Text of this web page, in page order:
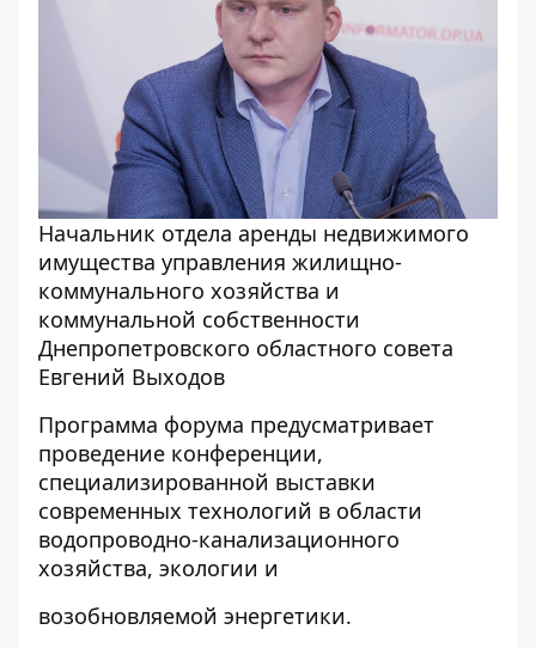
Начальник отдела аренды недвижимого
имущества управления жилищно-
коммунального хозяйства и
коммунальной собственности
Днепропетровского областного совета
Евгений Выходов
Программа форума предусматривает
проведение конференции,
специализированной выставки
современных технологий в области
водопроводно-канализационного
хозяйства, экологии и
возобновляемой энергетики.